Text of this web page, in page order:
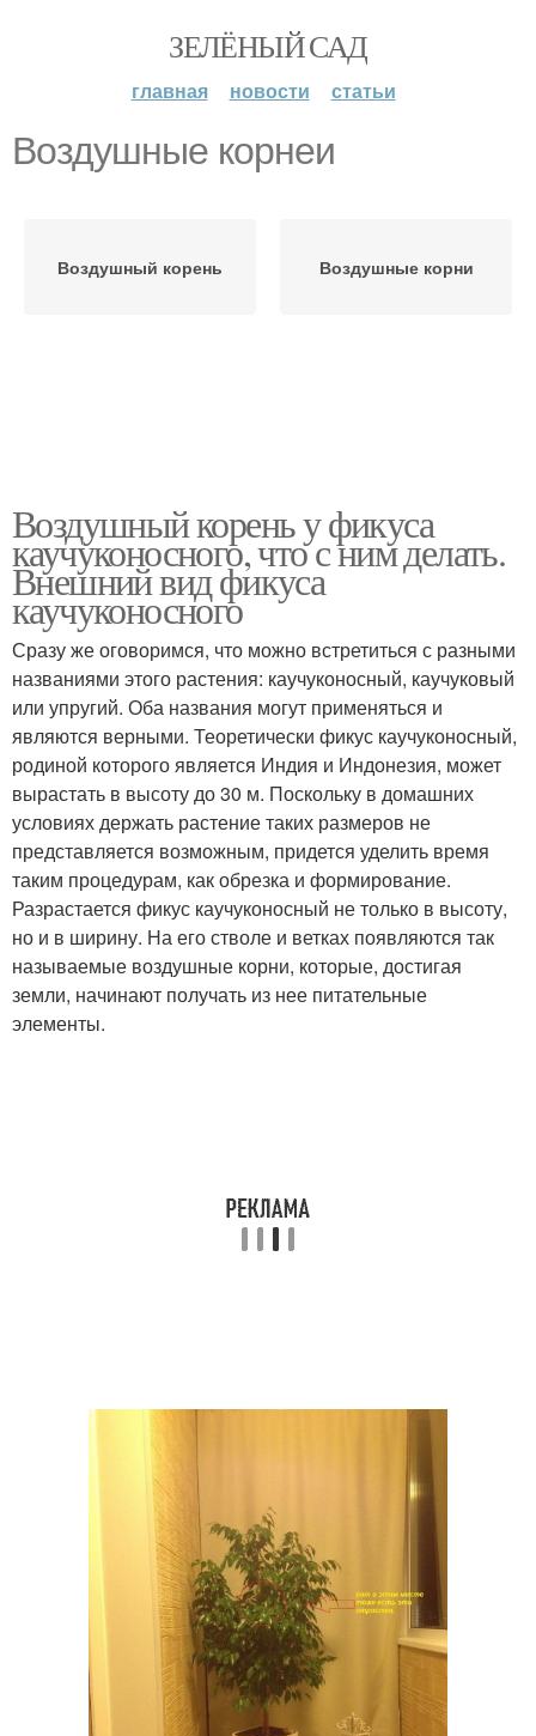
ЗЕЛЁНЫЙ САД
главная новости статьи
Воздушные корнеи
Воздушный корень Воздушные корни
Воздушный корень у фикуса
каучуконосного, что с ним делать.
Внешний вид фикуса
каучуконосного
Сразу же оговоримся, что можно встретиться с разными
названиями этого растения: каучуконосный, каучуковый
или упругий. Оба названия могут применяться и
являются верными. Теоретически фикус каучуконосный,
родиной которого является Индия и Индонезия, может
вырастать в высоту до 30 м. Поскольку в домашних
условиях держать растение таких размеров не
представляется возможным, придется уделить время
таким процедурам, как обрезка и формирование.
Разрастается фикус каучуконосный не только в высоту,
но и в ширину. На его стволе и ветках появляются так
называемые воздушные корни, которые, достигая
земли, начинают получать из нее питательные
элементы.